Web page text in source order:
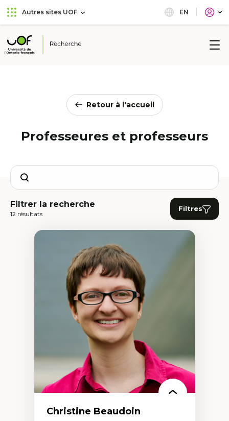
Aller
au
principal
Passer
au
Autres sites UOF EN
Université
Retour à l'accueil
Professeures et professeurs
Search
Filtrer la recherche
12 résultats
Filtres
Christine Beaudoin